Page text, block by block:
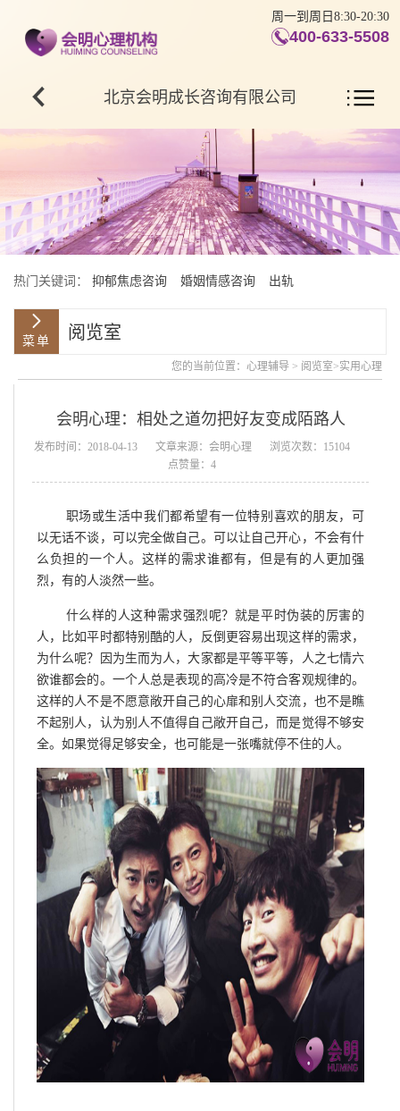
周一到周日8:30-20:30
400-633-5508
北京会明成长咨询有限公司
热门关键词： 抑郁焦虑咨询 婚姻情感咨询 出轨
阅览室
您的当前位置： 心理辅导 > 阅览室>实用心理
会明心理：相处之道勿把好友变成陌路人
发布时间：2018-04-13 文章来源：会明心理
浏览次数：15104
点赞量：4
职场或生活中我们都希望有一位特别喜欢的朋友，可
以无话不谈，可以完全做自己。可以让自己开心，不会有什
么负担的一个人。这样的需求谁都有，但是有的人更加强
烈，有的人淡然一些。
什么样的人这种需求强烈呢？就是平时伪装的厉害的
人，比如平时都特别酷的人，反倒更容易出现这样的需求，
为什么呢？因为生而为人，大家都是平等平等，人之七情六
欲谁都会的。一个人总是表现的高冷是不符合客观规律的。
这样的人不是不愿意敞开自己的心扉和别人交流，也不是瞧
不起别人，认为别人不值得自己敞开自己，而是觉得不够安
全。如果觉得足够安全，也可能是一张嘴就停不住的人。